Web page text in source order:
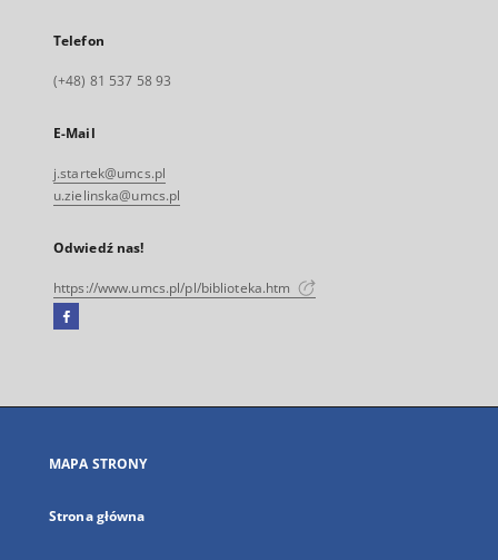
Telefon
(+48) 81 537 58 93
E-Mail
j.startek@umcs.pl
u.zielinska@umcs.pl
Odwiedź nas!
https://www.umcs.pl/pl/biblioteka.htm
Facebook
się
karcie
MAPA STRONY
Strona główna